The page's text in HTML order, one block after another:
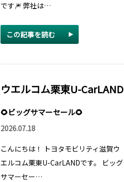
です🎆 弊社は…
この記事を読む
ウエルコム栗東U-CarLAND
🌻ビッグサマーセール🌻
2026.07.18
こんにちは！ トヨタモビリティ滋賀ウ
エルコム栗東U-CarLANDです。 ビッグ
サマーセー…